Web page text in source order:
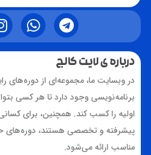
درباره ی لایت کالج
در وبسایت ما، مجموعه‌ای از دوره‌های
برنامه‌نویسی وجود دارد تا هر کسی
اولیه را کسب کند. همچنین، برای
پیشرفته و تخصصی هستند، دوره‌های
مناسب ارائه می‌شود.